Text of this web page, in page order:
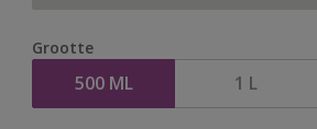
Grootte
500 ML 1 L